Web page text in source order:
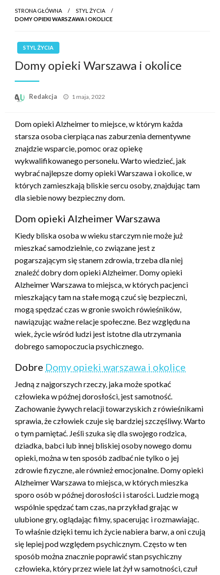
STRONA GŁÓWNA
STYL ŻYCIA
DOMY OPIEKI WARSZAWA I OKOLICE
STYL ŻYCIA
Domy opieki Warszawa i okolice
Redakcja
Opublikowane
1 maja, 2022
Dom opieki Alzheimer to miejsce, w którym każda
starsza osoba cierpiąca nas zaburzenia dementywne
znajdzie wsparcie, pomoc oraz opiekę
wykwalifikowanego personelu. Warto wiedzieć, jak
wybrać najlepsze domy opieki Warszawa i okolice, w
których zamieszkają bliskie sercu osoby, znajdując tam
dla siebie nowy bezpieczny dom.
Dom opieki Alzheimer Warszawa
Kiedy bliska osoba w wieku starczym nie może już
mieszkać samodzielnie, co związane jest z
pogarszającym się stanem zdrowia, trzeba dla niej
znaleźć dobry dom opieki Alzheimer. Domy opieki
Alzheimer Warszawa to miejsca, w których pacjenci
mieszkający tam na stałe mogą czuć się bezpieczni,
mogą spędzać czas w gronie swoich rówieśników,
nawiązując ważne relacje społeczne. Bez względu na
wiek, życie wśród ludzi jest istotne dla utrzymania
dobrego samopoczucia psychicznego.
Dobre Domy opieki warszawa i okolice
Jedną z najgorszych rzeczy, jaka może spotkać
człowieka w późnej dorosłości, jest samotność.
Zachowanie żywych relacji towarzyskich z rówieśnikami
sprawia, że człowiek czuje się bardziej szczęśliwy. Warto
o tym pamiętać. Jeśli szuka się dla swojego rodzica,
dziadka, babci lub innej bliskiej osoby nowego domu
opieki, można w ten sposób zadbać nie tylko o jej
zdrowie fizyczne, ale również emocjonalne. Domy opieki
Alzheimer Warszawa to miejsca, w których mieszka
sporo osób w późnej dorosłości i starości. Ludzie mogą
wspólnie spędzać tam czas, na przykład grając w
ulubione gry, oglądając filmy, spacerując i rozmawiając.
To właśnie dzięki temu ich życie nabiera barw, a oni czują
się lepiej pod względem psychicznym. Często w ten
sposób można znacznie poprawić stan psychiczny
człowieka, który przez wiele lat żył w samotności, czuł